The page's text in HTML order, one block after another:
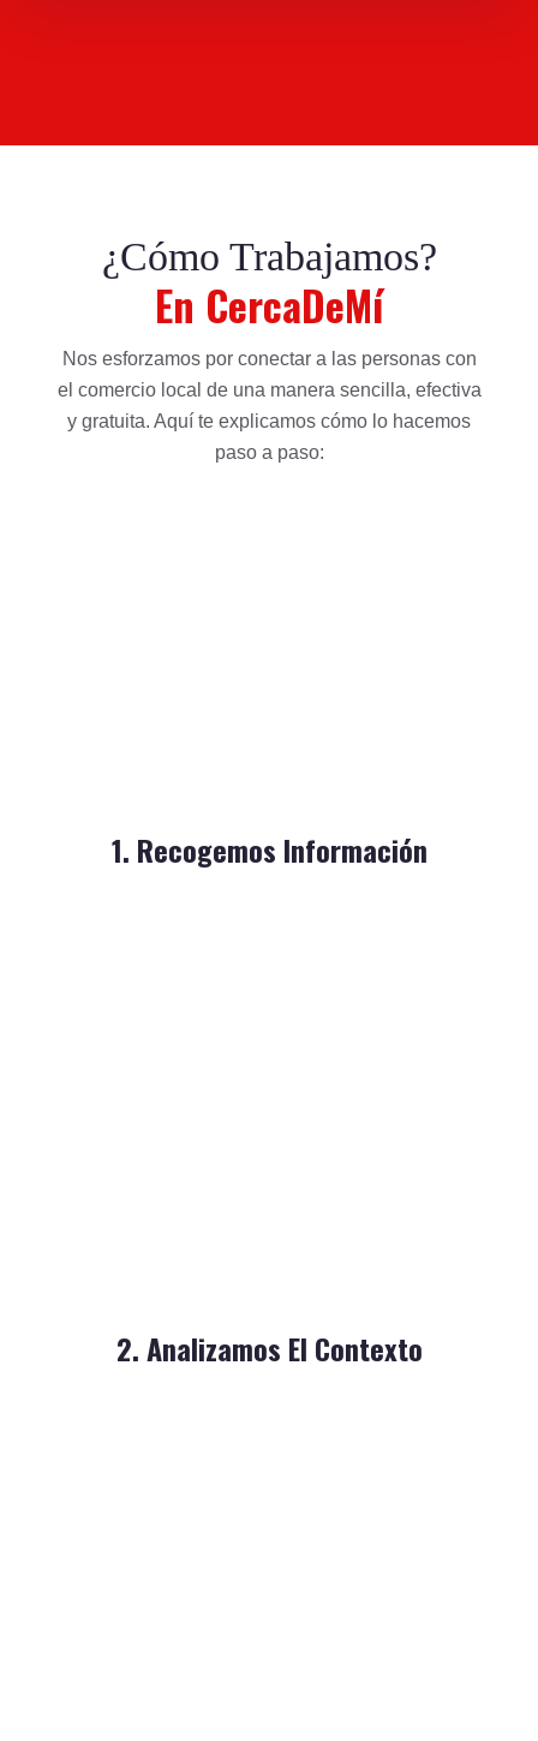
¿Cómo Trabajamos?
En CercaDeMí
Nos esforzamos por conectar a las personas con
el comercio local de una manera sencilla, efectiva
y gratuita. Aquí te explicamos cómo lo hacemos
paso a paso:
1. Recogemos Información
2. Analizamos El Contexto